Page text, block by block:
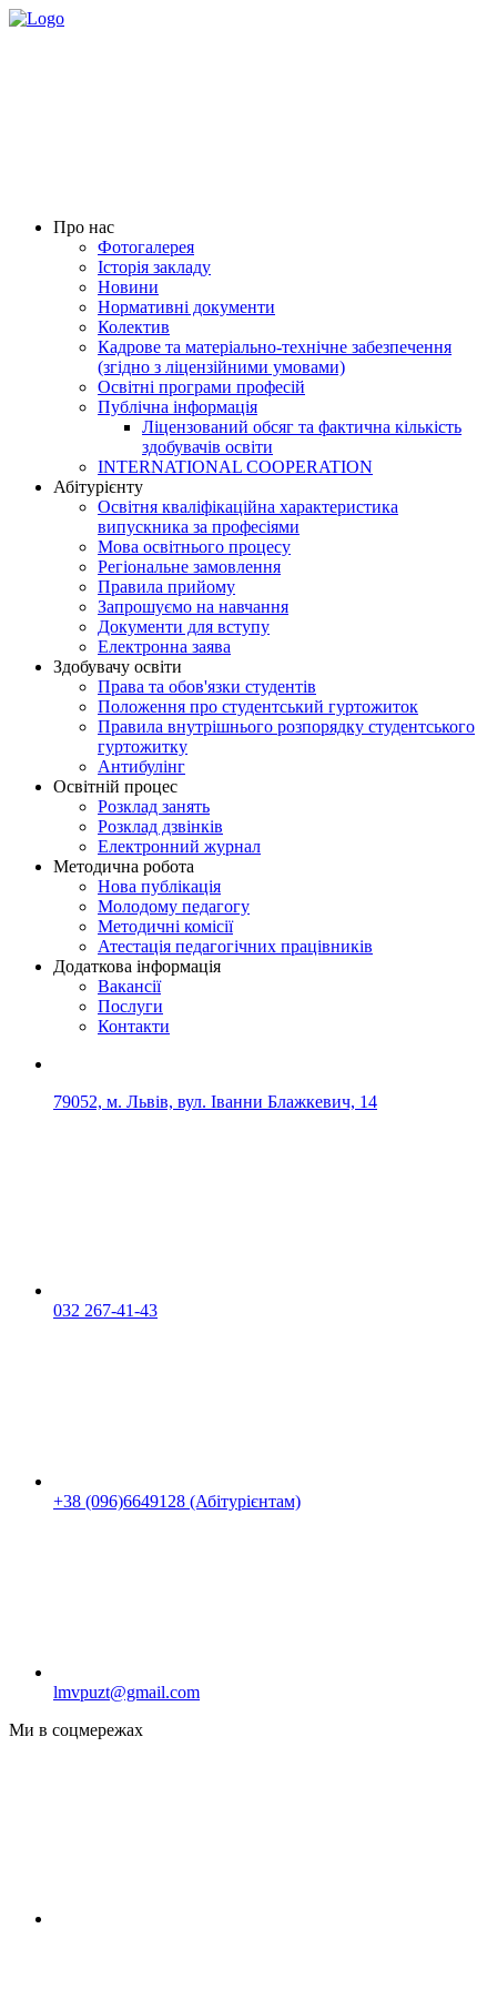
Про нас
Фотогалерея
Історія закладу
Новини
Нормативні документи
Колектив
Кадрове та матеріально-технічне забезпечення
(згідно з ліцензійними умовами)
Освітні програми професій
Публічна інформація
Ліцензований обсяг та фактична кількість
здобувачів освіти
INTERNATIONAL COOPERATION
Абітурієнту
Освітня кваліфікаційна характеристика
випускника за професіями
Мова освітнього процесу
Регіональне замовлення
Правила прийому
Запрошуємо на навчання
Документи для вступу
Електронна заява
Здобувачу освіти
Права та обов'язки студентів
Положення про студентський гуртожиток
Правила внутрішнього розпорядку студентського
гуртожитку
Антибулінг
Освітній процес
Розклад занять
Розклад дзвінків
Електронний журнал
Методична робота
Нова публікація
Молодому педагогу
Методичні комісії
Атестація педагогічних працівників
Додаткова інформація
Вакансії
Послуги
Контакти
79052, м. Львів, вул. Іванни Блажкевич, 14
032 267-41-43
+38 (096)6649128 (Абітурієнтам)
lmvpuzt@gmail.com
Ми в соцмережах